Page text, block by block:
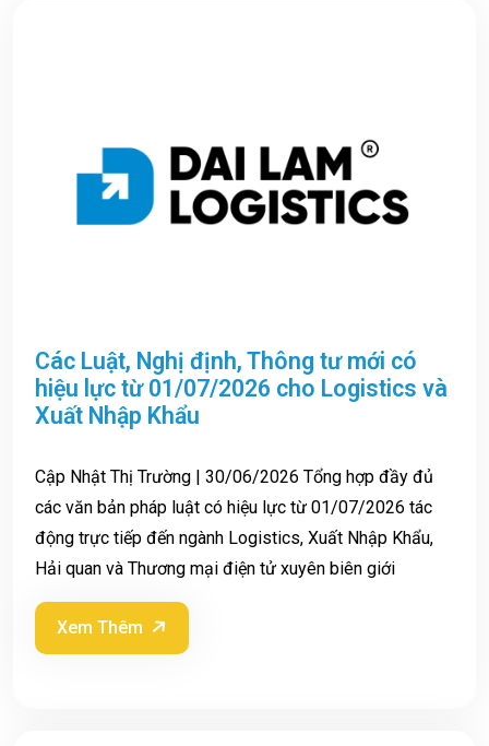
Các Luật, Nghị định, Thông tư mới có
hiệu lực từ 01/07/2026 cho Logistics và
Xuất Nhập Khẩu
Cập Nhật Thị Trường | 30/06/2026 Tổng hợp đầy đủ
các văn bản pháp luật có hiệu lực từ 01/07/2026 tác
động trực tiếp đến ngành Logistics, Xuất Nhập Khẩu,
Hải quan và Thương mại điện tử xuyên biên giới
Xem Thêm